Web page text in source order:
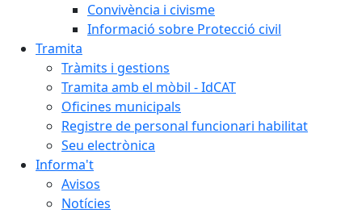
Convivència i civisme
Informació sobre Protecció civil
Tramita
Tràmits i gestions
Tramita amb el mòbil - IdCAT
Oficines municipals
Registre de personal funcionari habilitat
Seu electrònica
Informa't
Avisos
Notícies